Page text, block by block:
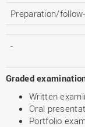
Preparation/
-
Graded
Written
Oral
Portfolio